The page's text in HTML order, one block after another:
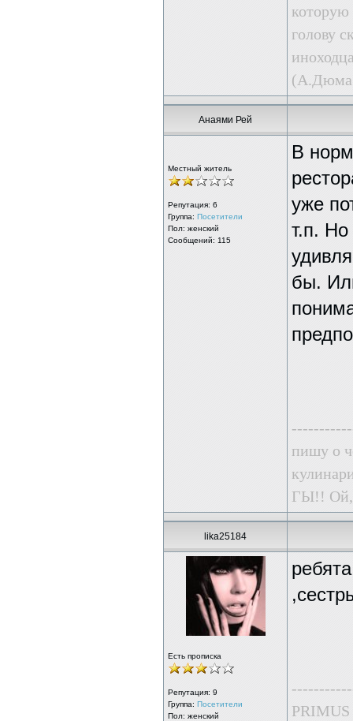
которую
голову
Анаями Рей
Местный житель
Репутация: 6
Группа: Посетители
Пол: женский
Сообщений: 115
В
уже
т.п.
бы.
пишу о
ГЫ!! Ой,
lika25184
Есть прописка
Репутация: 9
Группа: Посетители
Пол: женский
PRIMUS